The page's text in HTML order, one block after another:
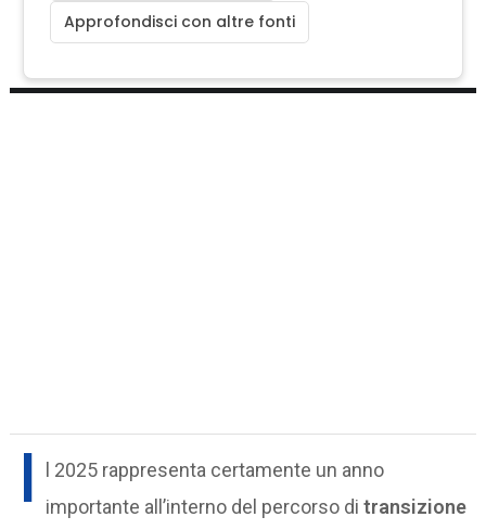
Approfondisci con altre fonti
I
l 2025 rappresenta certamente un anno
importante all’interno del percorso ditransizione